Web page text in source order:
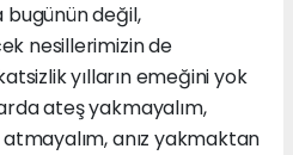
bugünün değil,
nesillerimizin de
yılların emeğini yok
ateş yakmayalım,
anız yakmaktan